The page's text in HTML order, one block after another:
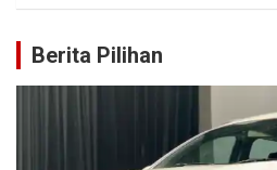
Berita Pilihan